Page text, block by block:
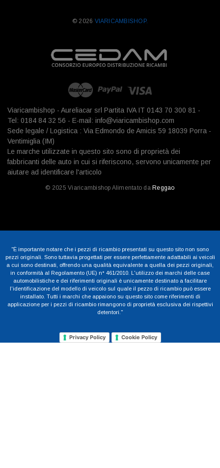
© 2026 VIARICAMBISHOP.
Viaricambishop - Aureliacar srl Partita IVA IT 0143 70 300 81 -
Tel: 0184 84 32 56 - E-mail: info@viaricambishop.com
Sede legale / Logistica : Via Edmondo de Amicis 59 18039 Porra -
Ventimiglia (IM)
Le marche utilizzate in questo sito sono di proprietà dei
fabbricanti delle auto in cui si riferiscono, servono unicamente per
aiutare ad identificare l'articolo
© 2025 Viaricambishop Alimentato da Reggao
"È importante notare che i pezzi di ricambio presentati su questo sito non sono
pezzi originali. Sono tuttavia progettati per essere perfettamente adattabili ai veicoli
a cui sono destinati, offrendo una qualità equivalente a quella dei pezzi originali,
in conformità al Regolamento (UE) n° 461/2010. L'utilizzo dei marchi delle case
automobilistiche e dei riferimenti originali è unicamente destinato a facilitare
l'identificazione del modello di veicolo sul quale il pezzo di ricambio può essere
installato. Tutti i marchi che appaiono su questo sito come riferimenti di
applicazione per i pezzi di ricambio rimangono di proprietà esclusiva dei rispettivi
detentori."
Privacy Policy Cookie Policy